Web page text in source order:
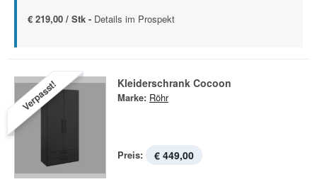
€ 219,00 / Stk - Details im Prospekt
Verpasst! Kleiderschrank Cocoon
Marke: Röhr
Preis: € 449,00